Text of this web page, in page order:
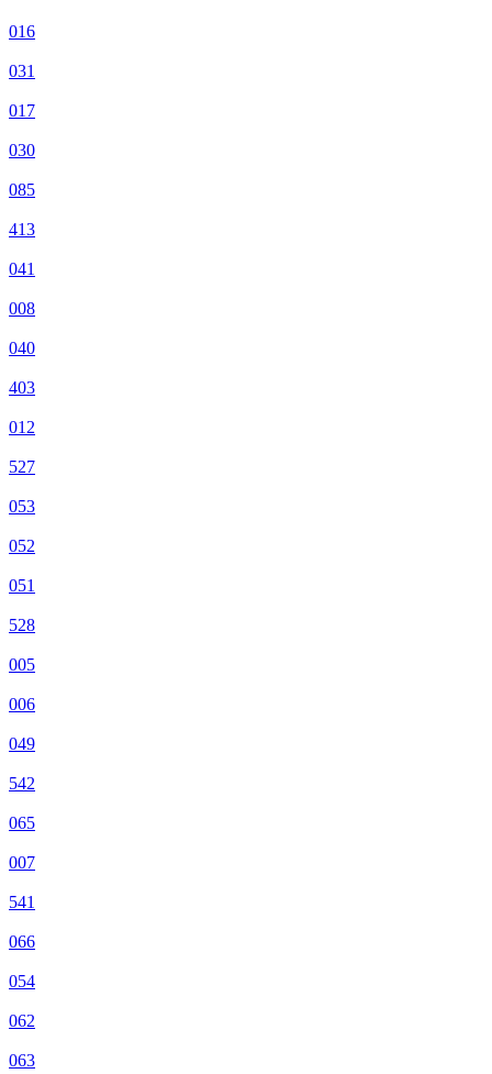
016
031
017
030
085
413
041
008
040
403
012
527
053
052
051
528
005
006
049
542
065
007
541
066
054
062
063